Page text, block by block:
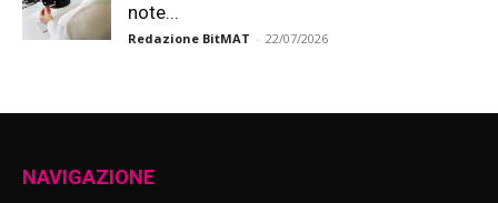
note...
Redazione BitMAT - 22/07/2026
NAVIGAZIONE